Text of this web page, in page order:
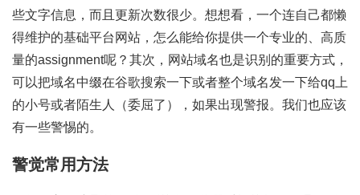
些文字信息，而且更新次数很少。想想看，一个连自己都懒
得维护的基础平台网站，怎么能给你提供一个专业的、高质
量的assignment呢？其次，网站域名也是识别的重要方式，
可以把域名中缀在谷歌搜索一下或者整个域名发一下给qq上
的小号或者陌生人（委屈了），如果出现警报。我们也应该
有一些警惕的。
警觉常用方法